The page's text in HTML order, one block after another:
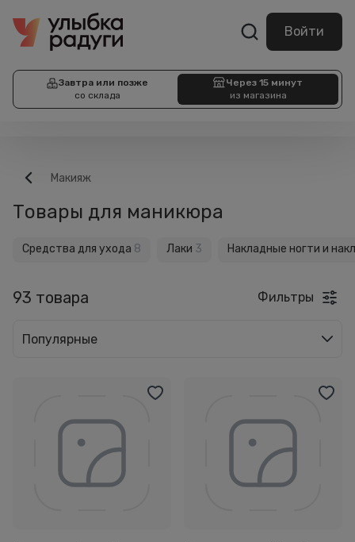
Войти
Завтра или позже
со склада
Через 15 минут
из магазина
Макияж
Товары для маникюра
Средства для ухода 8 Лаки 3 Накладные ногти и
93 товара Фильтры
Популярные